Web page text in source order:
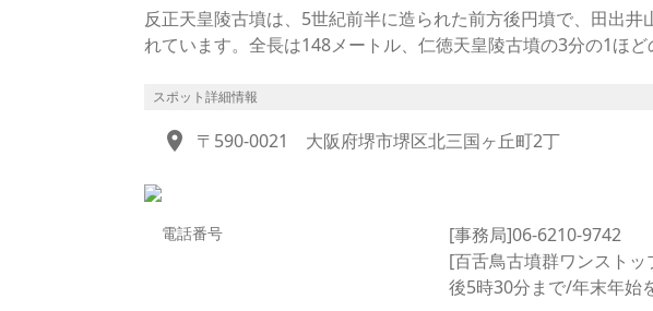
反正天皇陵古墳は、5世紀前半に造られた前方後円墳で、田出
れています。全長は148メートル、仁徳天皇陵古墳の3分の1ほ
南へ4キロメートルほど離れたところにあるニサンザイ古墳とい
その反正天皇とは、仁徳天皇の第3皇子。「古事記」によると、
周辺には、こちらの古墳に付随する鈴山古墳と天王(てんのう)古
の神さまとして親しまれている方違神社(ほうちがいじんじゃ)が
スポット詳細情報
location_on 〒590-0021 大阪府堺市堺区北三国ヶ丘町2丁
電話番号
[事務局]06-6210-9742
[百舌鳥古墳群ワンスト
後5時30分まで/年末年始